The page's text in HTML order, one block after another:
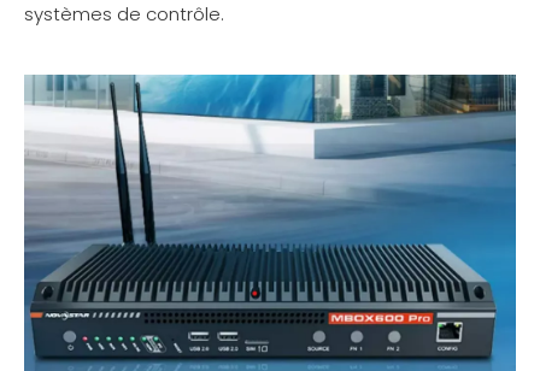
systèmes de contrôle.